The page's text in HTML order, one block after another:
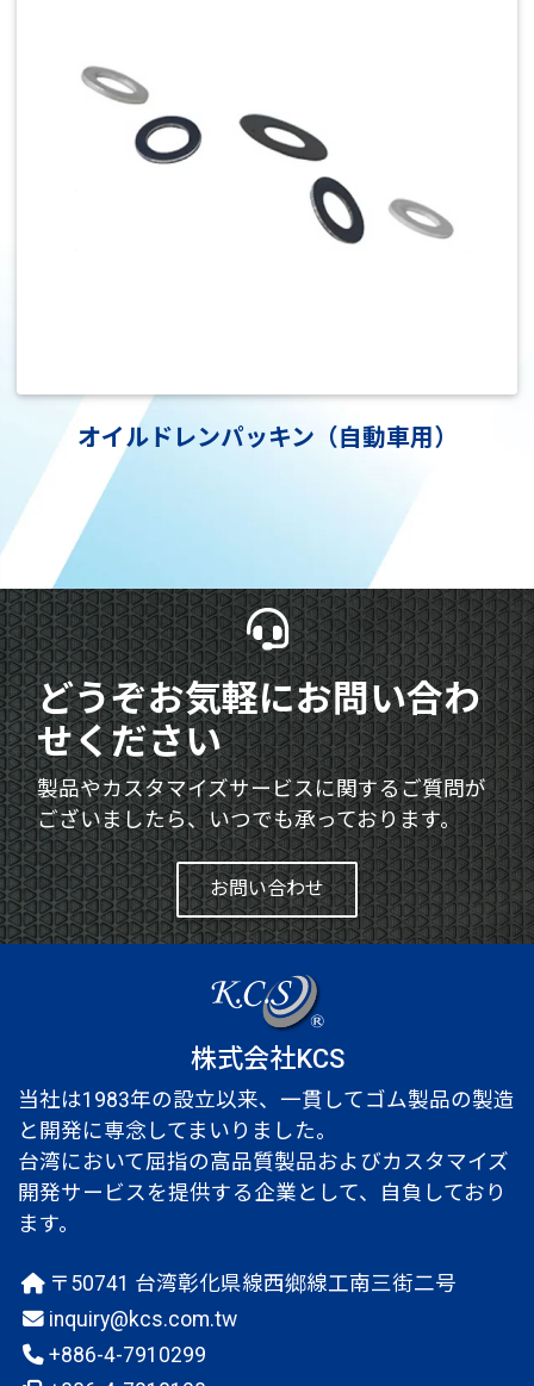
オイルドレンパッキン（自動車用）
どうぞお気軽にお問い合わ
せください
製品やカスタマイズサービスに関するご質問が
ございましたら、いつでも承っております。
お問い合わせ
株式会社KCS
当社は1983年の設立以来、一貫してゴム製品の製造
と開発に専念してまいりました。
台湾において屈指の高品質製品およびカスタマイズ
開発サービスを提供する企業として、自負しており
ます。
〒50741 台湾彰化県線西鄉線工南三街二号
inquiry@kcs.com.tw
+886-4-7910299